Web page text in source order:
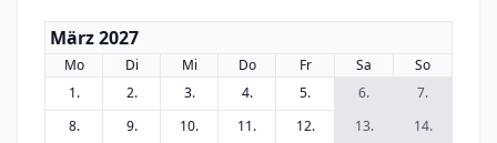
März 2027
Mo Di Mi Do Fr Sa
So
1.
2. 3. 4. 5. 6.
7.
8.
9. 10. 11. 12. 13.
14.